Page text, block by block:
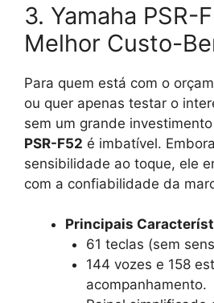
3. Yamaha PSR-
Melhor Custo-
Para quem está com o
ou quer apenas testar o
sem um grande
PSR-F52 é imbatível.
sensibilidade ao toque, ele
com a confiabilidade da
Principais
61 teclas (sem
144 vozes e 158
acompanhamento.